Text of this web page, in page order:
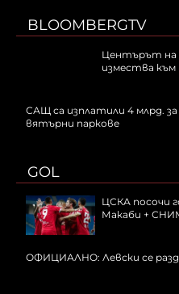
BLOOMBERGTV
Центърът на
измества
САЩ са изплатили 4 млрд.
вятърни паркове
GOL
ЦСКА посочи
Макаби +
ОФИЦИАЛНО: Левски се